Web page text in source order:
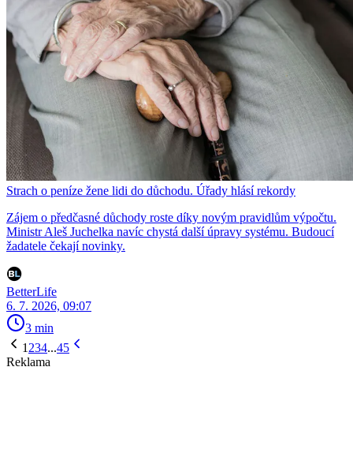
Strach o peníze žene lidi do důchodu. Úřady hlásí rekordy
Zájem o předčasné důchody roste díky novým pravidlům výpočtu.
Ministr Aleš Juchelka navíc chystá další úpravy systému. Budoucí
žadatele čekají novinky.
BetterLife
6. 7. 2026, 09:07
3 min
1 234...45
Reklama